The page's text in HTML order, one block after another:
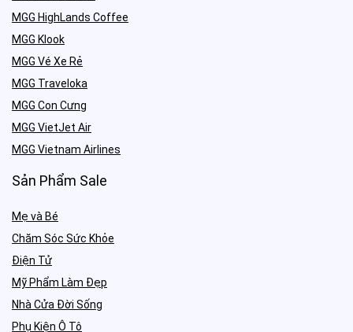
MGG HighLands Coffee
MGG Klook
MGG Vé Xe Rẻ
MGG Traveloka
MGG Con Cưng
MGG VietJet Air
MGG Vietnam Airlines
Sản Phẩm Sale
Mẹ và Bé
Chăm Sóc Sức Khỏe
Điện Tử
Mỹ Phẩm Làm Đẹp
Nhà Cửa Đời Sống
Phụ Kiện Ô Tô